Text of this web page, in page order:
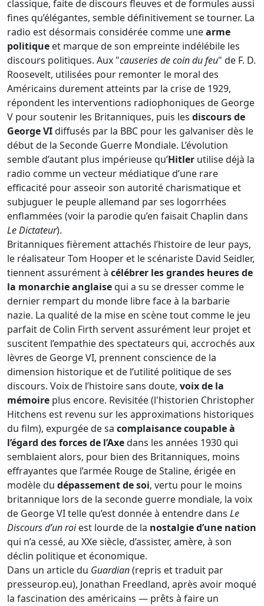
classique, faite de discours fleuves et de formules aussi
fines qu’élégantes, semble définitivement se tourner. La
radio est désormais considérée comme unearme
politique et marque de son empreinte indélébile les
discours politiques. Aux "causeries de coin du feu" de F. D.
Roosevelt, utilisées pour remonter le moral des
Américains durement atteints par la crise de 1929,
répondent les interventions radiophoniques de George
V pour soutenir les Britanniques, puis les discours de
George VIdiffusés par la BBC pour les galvaniser dès le
début de la Seconde Guerre Mondiale. L’évolution
semble d’autant plus impérieuse qu’Hitler utilise déjà la
radio comme un vecteur médiatique d’une rare
efficacité pour asseoir son autorité charismatique et
subjuguer le peuple allemand par ses logorrhées
enflammées (voir la parodie qu’en faisait Chaplin dans
Le Dictateur).
Britanniques fièrement attachés l’histoire de leur pays,
le réalisateur Tom Hooper et le scénariste David Seidler,
tiennent assurément à célébrer les grandes heures de
la monarchie anglaisequi a su se dresser comme le
dernier rempart du monde libre face à la barbarie
nazie. La qualité de la mise en scène tout comme le jeu
parfait de Colin Firth servent assurément leur projet et
suscitent l’empathie des spectateurs qui, accrochés aux
lèvres de George VI, prennent conscience de la
dimension historique et de l’utilité politique de ses
discours. Voix de l’histoire sans doute, voix de la
mémoire plus encore. Revisitée (l'historien Christopher
Hitchens est revenu sur les approximations historiques
du film), expurgée de sa complaisance coupable à
l’égard des forces de l’Axedans les années 1930 qui
semblaient alors, pour bien des Britanniques, moins
effrayantes que l’armée Rouge de Staline, érigée en
modèle du dépassement de soi, vertu pour le moins
britannique lors de la seconde guerre mondiale, la voix
de George VI telle qu’est donnée à entendre dans Le
Discours d’un roiest lourde de la nostalgie d’une nation
qui n’a cessé, au XXe siècle, d’assister, amère, à son
déclin politique et économique.
Dans un article du Guardian(repris et traduit par
presseurop.eu), Jonathan Freedland, après avoir moqué
la fascination des américains — prêts à faire un